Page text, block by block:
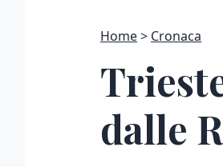
Home Cronaca
dalle